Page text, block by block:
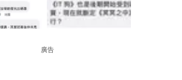
廣告